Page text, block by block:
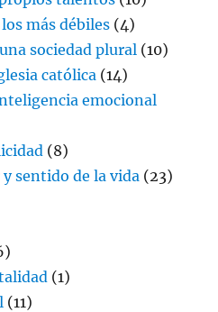
más débiles (4)
sociedad plural (10)
católica (14)
emocional
(8)
sentido de la vida (23)
(1)
(11)